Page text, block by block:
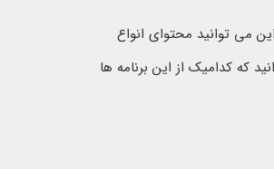
می توانید محتوای انواع
که کدامیک از این برنامه ها